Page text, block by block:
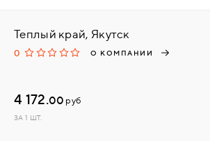
Теплый край, Якутск
0 О КОМПАНИИ
4 172.00 руб
ЗА 1 ШТ.